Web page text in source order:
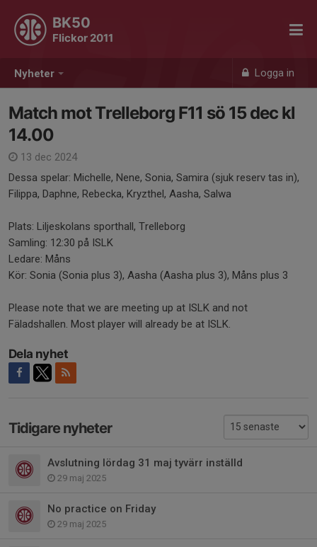
Nyheter Logga in
BK50
Flickor 2011
Match mot Trelleborg F11 sö 15 dec kl
14.00
13 dec 2024
Dessa spelar: Michelle, Nene, Sonia, Samira (sjuk reserv tas in),
Filippa, Daphne, Rebecka, Kryzthel, Aasha, Salwa
Plats: Liljeskolans sporthall, Trelleborg
Samling: 12:30 på ISLK
Ledare: Måns
Kör: Sonia (Sonia plus 3), Aasha (Aasha plus 3), Måns plus 3
Please note that we are meeting up at ISLK and not
Fäladshallen. Most player will already be at ISLK.
Dela nyhet
Tidigare nyheter
Avslutning lördag 31 maj tyvärr inställd
29 maj 2025
No practice on Friday
29 maj 2025